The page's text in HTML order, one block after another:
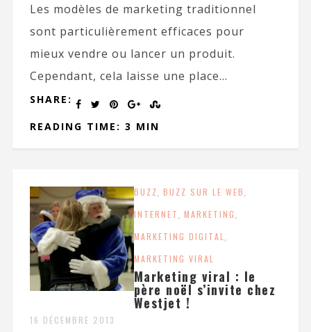
Les modèles de marketing traditionnel
sont particulièrement efficaces pour
mieux vendre ou lancer un produit.
Cependant, cela laisse une place...
SHARE:
READING TIME: 3 MIN
BUZZ, BUZZ SUR LE WEB,
INTERNET, MARKETING,
MARKETING DIGITAL ,
MARKETING VIRAL
Marketing viral : le
père noël s’invite chez
Westjet !
16 DÉCEMBRE 2013